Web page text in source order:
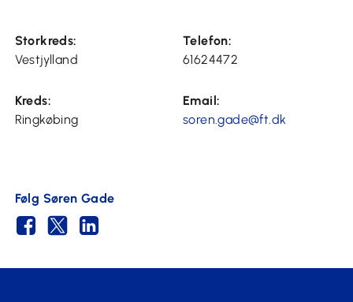
Storkreds:
Vestjylland
Telefon:
61624472
Kreds:
Ringkøbing
Email:
soren.gade@ft.dk
Følg Søren Gade